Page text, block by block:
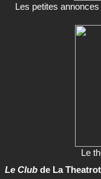
Les petites
Le
Le Club de La